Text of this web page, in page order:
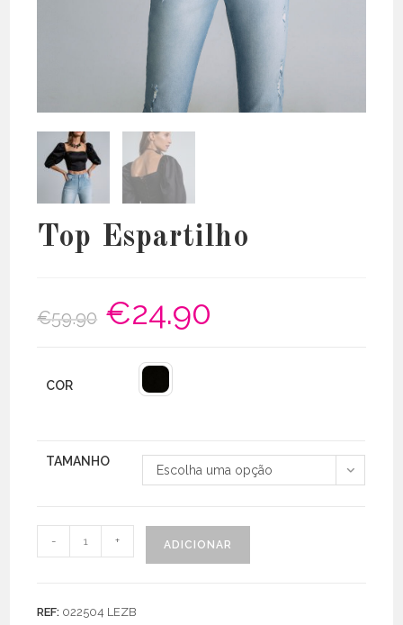
Top Espartilho
€59.90
O
preço
original
€24.90
COR
TAMANHO
Escolha uma opção
de
- + ADICIONAR
REF: 022504 LEZB